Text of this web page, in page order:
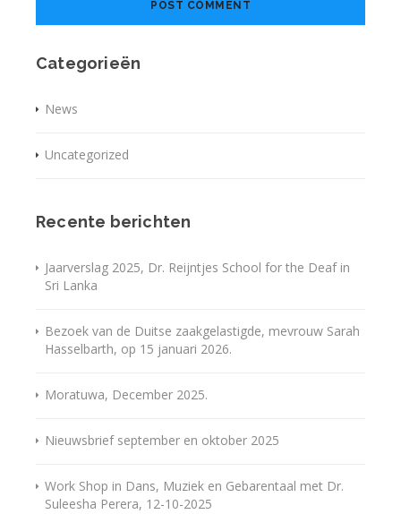
Categorieën
News
Uncategorized
Recente berichten
Jaarverslag 2025, Dr. Reijntjes School for the Deaf in
Sri Lanka
Bezoek van de Duitse zaakgelastigde, mevrouw Sarah
Hasselbarth, op 15 januari 2026.
Moratuwa, December 2025.
Nieuwsbrief september en oktober 2025
Work Shop in Dans, Muziek en Gebarentaal met Dr.
Suleesha Perera, 12-10-2025